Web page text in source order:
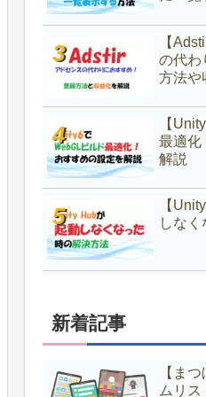
【
の代わ
方法や
【
最適化
解説
【
しな
新着記事
【ま
ムリ